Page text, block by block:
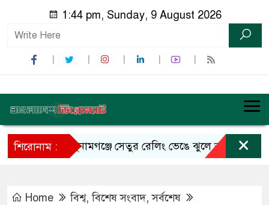
1:44 pm, Sunday, 9 August 2026
শিরোনাম :সুনামগঞ্জে সেতুর রেলিং ভেঙে ঝুলে আছে ট্রাক ×
Home বিশ্ব,বিশেষ সংবাদ,সর্বশেষ